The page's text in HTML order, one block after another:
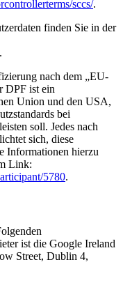
sccs/.
finden Sie in der
.
nach dem „EU-
DPF ist ein
Union und den USA,
bei
soll. Jedes nach
sich, diese
Informationen hierzu
Link:
5780.
ist die Google Ireland
Street, Dublin 4,